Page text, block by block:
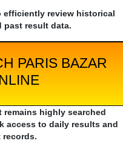
efficiently review historical
past result data.
PARIS BAZAR
remains highly searched
access to daily results and
records.